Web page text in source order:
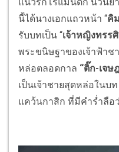
นี้ได้นางเอกแถวหน้า “คิ
รับบทเป็น “เจ้าหญิงทรร
พระขนิษฐาของเจ้าฟ้าช
หล่อตลอดกาล “ติ๊ก-เจ
เป็นเจ้าชายสุดหล่อในบท
แคว้นกาสิก ที่มีคำร่ำลือ